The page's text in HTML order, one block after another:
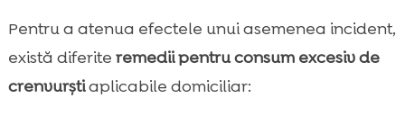
Pentru a atenua efectele unui asemenea incident,
există diferite remedii pentru consum excesiv de
crenvurștiaplicabile domiciliar: